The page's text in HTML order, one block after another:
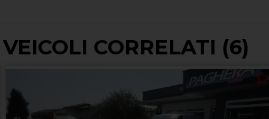
VEICOLI CORRELATI (6)